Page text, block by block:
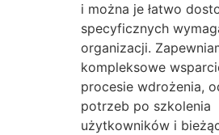
i można je łatwo
specyficznych
organizacji.
kompleksowe
procesie wdrożenia,
potrzeb po szkolenia
użytkowników i